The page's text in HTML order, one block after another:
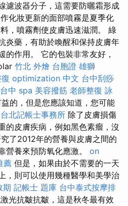
濾波器分子，這需要防曬霜形成
化妝更新的面部噴霧是夏季化
，噴霧劑使皮膚迅速滋潤。 綠
炎藥，有助於喚醒和保持皮膚年
的作用。 它的包裝非常友好，
竹北 外燴 台胞證 雄獅
optimization 中文 台中刮痧
台中 spa 美容撥筋 老師整復 詠
的，但是您應該知道，您可能
台北記帳士事務所 除了皮膚損傷
的皮膚疾病，例如黑色素瘤，沒
了2012年的營養與皮膚之間的
營養來預防氧化應激。 on
薦 但是，如果由於不需要的一天
，則可以使用幾種醫學和美學治
期 記帳士 題庫 台中泰式按摩排
光抗皺抗皺，這是秋冬最有效